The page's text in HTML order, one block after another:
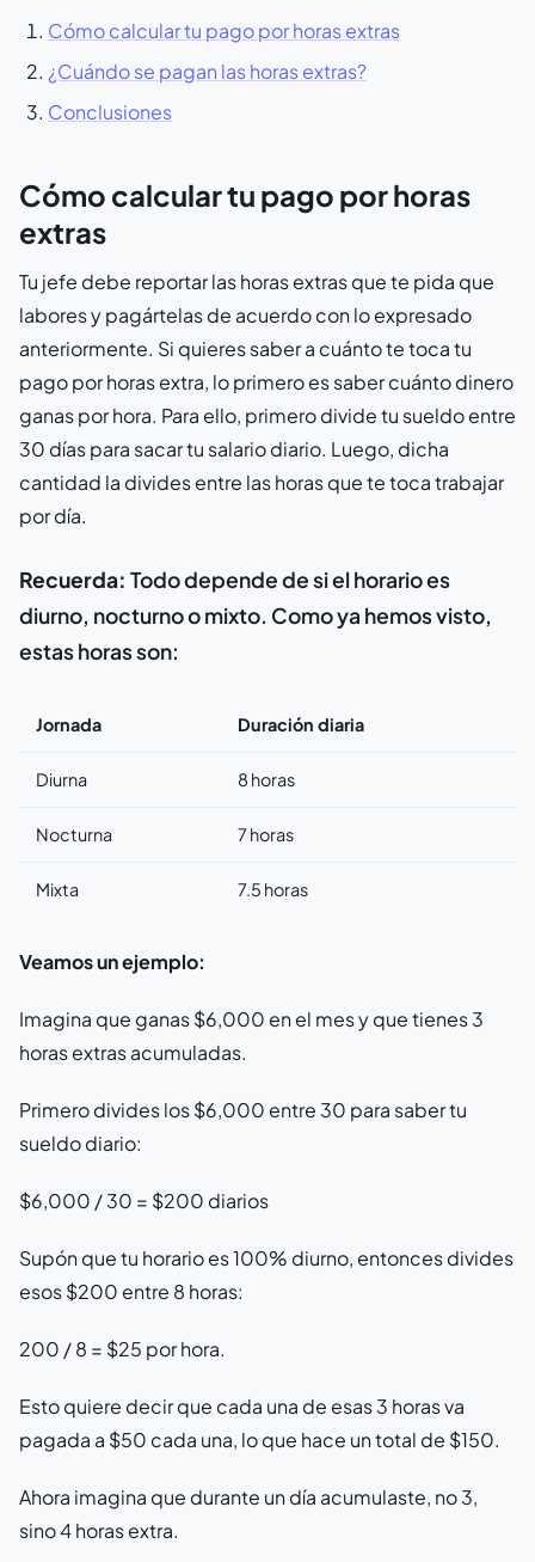
Cómo calcular tu pago por horas extras
¿Cuándo se pagan las horas extras?
Conclusiones
Cómo calcular tu pago por horas
extras
Tu jefe debe reportar las horas extras que te pida que
labores y pagártelas de acuerdo con lo expresado
anteriormente. Si quieres saber a cuánto te toca tu
pago por horas extra, lo primero es saber cuánto dinero
ganas por hora. Para ello, primero divide tu sueldo entre
30 días para sacar tu salario diario. Luego, dicha
cantidad la divides entre las horas que te toca trabajar
por día.
Recuerda: Todo depende de si el horario es
diurno, nocturno o mixto. Como ya hemos visto,
estas horas son:
Jornada Duración diaria
Diurna 8 horas
Nocturna 7 horas
Mixta 7.5 horas
Veamos un ejemplo:
Imagina que ganas $6,000 en el mes y que tienes 3
horas extras acumuladas.
Primero divides los $6,000 entre 30 para saber tu
sueldo diario:
$6,000 / 30 = $200 diarios
Supón que tu horario es 100% diurno, entonces divides
esos $200 entre 8 horas:
200 / 8 = $25 por hora.
Esto quiere decir que cada una de esas 3 horas va
pagada a $50 cada una, lo que hace un total de $150.
Ahora imagina que durante un día acumulaste, no 3,
sino 4 horas extra.